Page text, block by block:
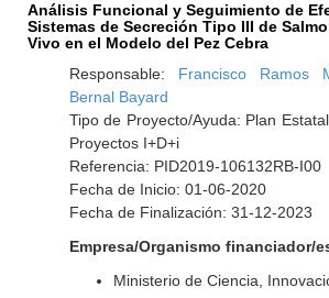
Análisis Funcional y Seguimiento de
Sistemas de Secreción Tipo III de
Vivo en el Modelo del Pez Cebra
Responsable: Francisco Ramos
Bernal Bayard
Tipo de Proyecto/Ayuda: Plan
Proyectos I+D+i
Referencia: PID2019-106132RB-I00
Fecha de Inicio: 01-06-2020
Fecha de Finalización: 31-12-2023
Empresa/Organismo financiador/
Ministerio de Ciencia,